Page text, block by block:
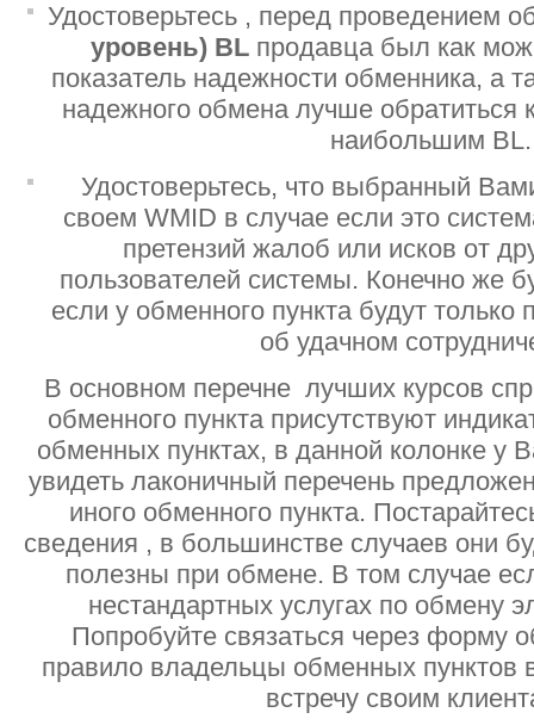
Удостоверьтесь , перед проведением
уровень) BL продавца был как
показатель надежности обменника, а
надежного обмена лучше
наибольшим BL.
Удостоверьтесь, что выбранный
своем WMID в случае если это
претензий жалоб или исков от
пользователей системы. Конечно же
если у обменного пункта будут
об удачном
В основном перечне лучших курсов
обменного пункта присутствуют
обменных пунктах, в данной колонке у
увидеть лаконичный перечень
иного обменного пункта.
сведения , в большинстве случаев они
полезны при обмене. В том случае
нестандартных услугах по обмену
Попробуйте связаться через форму
правило владельцы обменных пунктов
встречу своим